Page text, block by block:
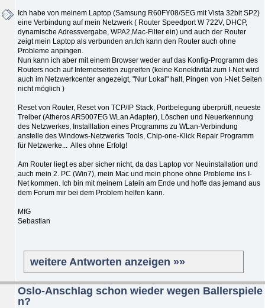
Ich habe von meinem Laptop (Samsung R60FY08/SEG mit Vista 32bit SP2)
eine Verbindung auf mein Netzwerk ( Router Speedport W 722V, DHCP,
dynamische Adressvergabe, WPA2,Mac-Filter ein) und auch der Router
zeigt mein Laptop als verbunden an.Ich kann den Router auch ohne
Probleme anpingen.
Nun kann ich aber mit einem Browser weder auf das Konfig-Programm des
Routers noch auf Internetseiten zugreifen (keine Konektivität zum I-Net wird
auch im Netzwerkcenter angezeigt, "Nur Lokal" halt, Pingen von I-Net Seiten
nicht möglich )
Reset von Router, Reset von TCP/IP Stack, Portbelegung überprüft, neueste
Treiber (Atheros AR5007EG WLan Adapter), Löschen und Neuerkennung
des Netzwerkes, Installlation eines Programms zu WLan-Verbindung
anstelle des Windows-Netzwerks Tools, Chip-one-Klick Repair Programm
für Netzwerke... Alles ohne Erfolg!
Am Router liegt es aber sicher nicht, da das Laptop vor Neuinstallation und
auch mein 2. PC (Win7), mein Mac und mein phone ohne Probleme ins I-
Net kommen. Ich bin mit meinem Latein am Ende und hoffe das jemand aus
dem Forum mir bei dem Problem helfen kann.
MfG
Sebastian
weitere Antworten anzeigen »»
Oslo-Anschlag schon wieder wegen Ballerspiele
n?